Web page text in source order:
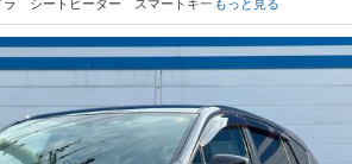
ラ シートヒーター スマートキー
ー スマートキー ＬＥＤヘッドライ
ール（愛知県）
もっと見る